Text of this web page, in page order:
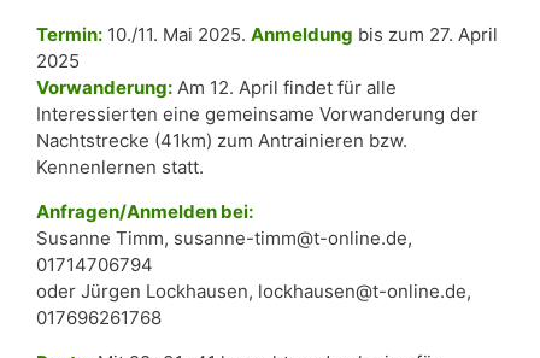
Termin: 10./11. Mai 2025. Anmeldung bis zum 27. April
2025
Vorwanderung: Am 12. April findet für alle
Interessierten eine gemeinsame Vorwanderung der
Nachtstrecke (41km) zum Antrainieren bzw.
Kennenlernen statt.
Anfragen/Anmelden bei:
Susanne Timm, susanne-timm@t-online.de,
01714706794
oder Jürgen Lockhausen, lockhausen@t-online.de,
017696261768